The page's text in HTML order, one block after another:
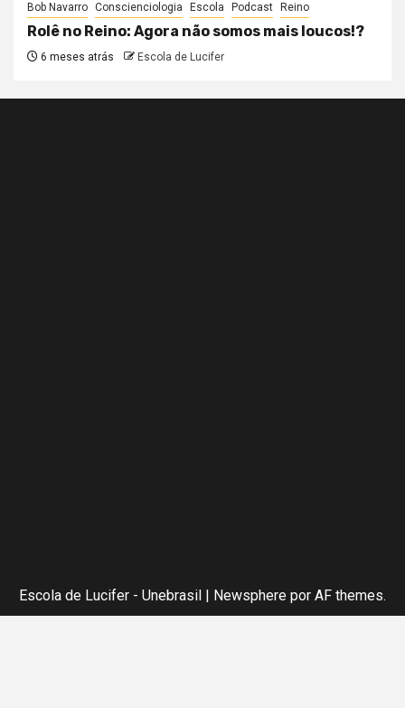
Bob Navarro Conscienciologia Escola Podcast Reino
Rolê no Reino: Agora não somos mais loucos!?
6 meses atrás Escola de Lucifer
Escola de Lucifer - Unebrasil Newsphere por AF themes.